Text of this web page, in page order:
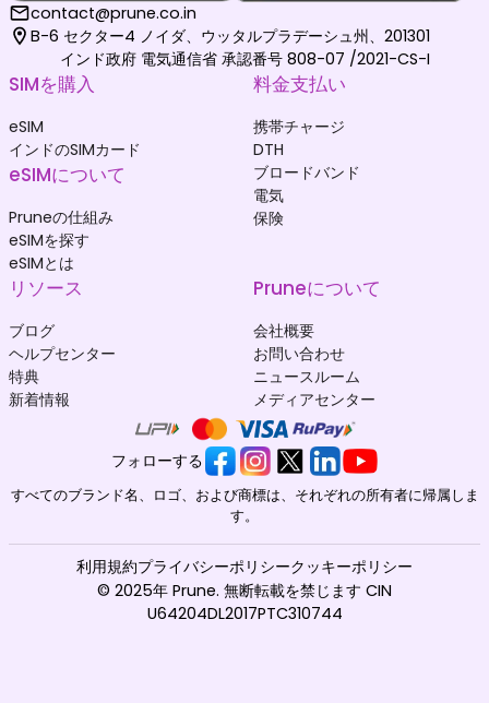
contact@prune.co.in
B-6 セクター4 ノイダ、ウッタルプラデーシュ州、201301
インド政府 電気通信省 承認番号 808-07 /2021-CS-I
SIMを購入
eSIM
インドのSIMカード
eSIMについて
Pruneの仕組み
eSIMを探す
eSIMとは
料金支払い
携帯チャージ
DTH
ブロードバンド
電気
保険
リソース
ブログ
ヘルプセンター
特典
新着情報
Pruneについて
会社概要
お問い合わせ
ニュースルーム
メディアセンター
フォローする
すべてのブランド名、ロゴ、および商標は、それぞれの所有者に帰属しま
す。
© 2025年 Prune. 無断転載を禁じます CIN
U64204DL2017PTC310744
利用規約プライバシーポリシークッキーポリシー